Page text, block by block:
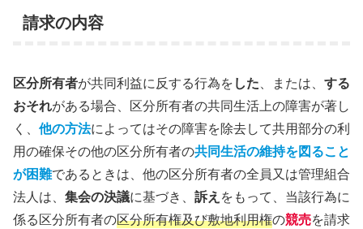
請求の内容
区分所有者が共同利益に反する行為をした、または、 する
おそれがある場合、区分所有者の共同生活上の障害が著し
く、 他の方法によってはその障害を除去して共用部分の利
用の確保その他の区分所有者の共同生活の維持を図ること
が困難であるときは、他の区分所有者の全員又は管理組合
法人は、 集会の決議に基づき、 訴え をもって、当該行為に
係る区分所有者の区分所有権及び敷地利用権の競売を請求